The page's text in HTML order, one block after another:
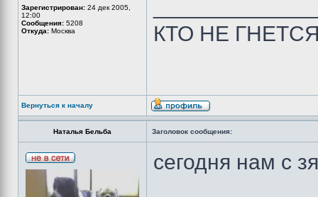
Зарегистрирован: 24 дек 2005,
12:00
Сообщения: 5208
Откуда: Москва
КТО НЕ
Вернуться к началу
Наталья Бельба Заголовок сообщения:
сегодня нам с